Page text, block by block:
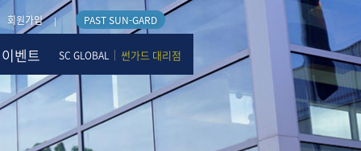
회원가입 | PAST SUN-GARD
이벤트 SC GLOBAL | 썬가드 대리점